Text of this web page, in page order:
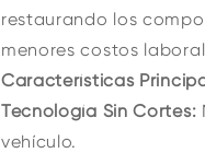
restaurando los
menores costos
Características
Tecnología Sin Cortes:
vehículo.